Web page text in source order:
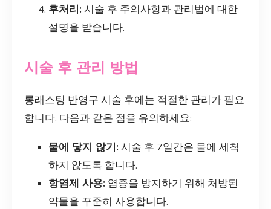
후처리: 시술 후 주의사항과 관리법에 대한
설명을 받습니다.
시술 후 관리 방법
롱래스팅 반영구 시술 후에는 적절한 관리가 필요
합니다. 다음과 같은 점을 유의하세요:
물에 닿지 않기: 시술 후 7일간은 물에 세척
하지 않도록 합니다.
항염제 사용: 염증을 방지하기 위해 처방된
약물을 꾸준히 사용합니다.